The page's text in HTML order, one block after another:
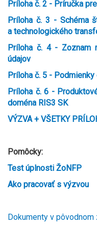
Príloha č. 2 - Príručka
Príloha č. 3 - Schéma
a technologického
Príloha č. 4 - Zoznam
údajov
Príloha č. 5 -
Príloha č. 6 -
doména RIS3 SK
VÝZVA + VŠETKY
Pomôcky:
Test úplnosti ŽoNFP
Ako pracovať s výzvou
Dokumenty v pôvodnom